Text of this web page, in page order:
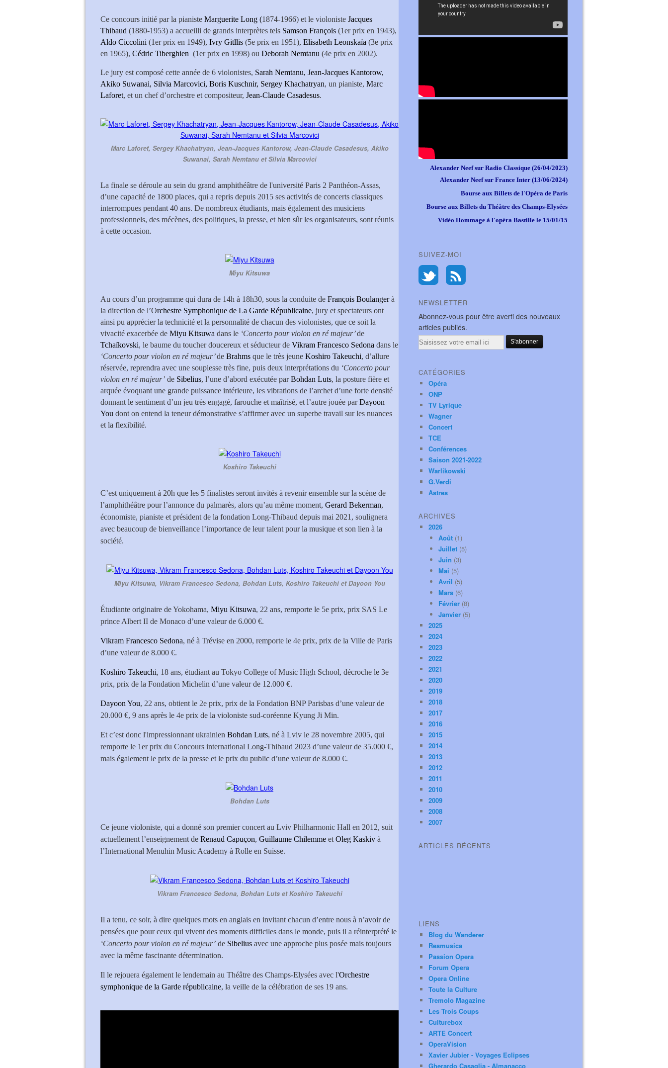
Ce concours initié par la pianiste Marguerite Long (1874-1966) et le violoniste Jacques
Thibaud (1880-1953) a accueilli de grands interprètes tels Samson François (1er prix en 1943),
Aldo Ciccolini (1er prix en 1949), Ivry Gitllis (5e prix en 1951), Elisabeth Leonskaïa (3e prix
en 1965), Cédric Tiberghien (1er prix en 1998) ou Deborah Nemtanu (4e prix en 2002).
Le jury est composé cette année de 6 violonistes, Sarah Nemtanu, Jean-Jacques Kantorow,
Akiko Suwanai, Silvia Marcovici, Boris Kuschnir, Sergey Khachatryan, un pianiste, Marc
Laforet, et un chef d’orchestre et compositeur, Jean-Claude Casadesus.
Marc Laforet, Sergey Khachatryan, Jean-Jacques Kantorow, Jean-Claude Casadesus, Akiko
Suwanai, Sarah Nemtanu et Silvia Marcovici
La finale se déroule au sein du grand amphithéâtre de l'université Paris 2 Panthéon-Assas,
d’une capacité de 1800 places, qui a repris depuis 2015 ses activités de concerts classiques
interrompues pendant 40 ans. De nombreux étudiants, mais également des musiciens
professionnels, des mécènes, des politiques, la presse, et bien sûr les organisateurs, sont réunis
à cette occasion.
Miyu Kitsuwa
Au cours d’un programme qui dura de 14h à 18h30, sous la conduite de François Boulangerà
la direction de l’Orchestre Symphonique de La Garde Républicaine, jury et spectateurs ont
ainsi pu apprécier la technicité et la personnalité de chacun des violonistes, que ce soit la
vivacité exacerbée de Miyu Kitsuwa dans le ‘Concerto pour violon en ré majeur’de
Tchaïkovski, le baume du toucher doucereux et séducteur de Vikram Francesco Sedona dans le
‘Concerto pour violon en ré majeur’de Brahms que le très jeune Koshiro Takeuchi, d’allure
réservée, reprendra avec une souplesse très fine, puis deux interprétations du ‘Concerto pour
violon en ré majeur’ de Sibelius, l’une d’abord exécutée parBohdan Luts, la posture fière et
arquée évoquant une grande puissance intérieure, les vibrations de l’archet d’une forte densité
donnant le sentiment d’un jeu très engagé, farouche et maîtrisé, et l’autre jouée parDayoon
You dont on entend la teneur démonstrative s’affirmer avec un superbe travail sur les nuances
et la flexibilité.
Koshiro Takeuchi
C’est uniquement à 20h que les 5 finalistes seront invités à revenir ensemble sur la scène de
l’amphithéâtre pour l’annonce du palmarès, alors qu’au même moment, Gerard Bekerman,
économiste, pianiste et président de la fondation Long-Thibaud depuis mai 2021, soulignera
avec beaucoup de bienveillance l’importance de leur talent pour la musique et son lien à la
société.
Miyu Kitsuwa, Vikram Francesco Sedona, Bohdan Luts, Koshiro Takeuchi et Dayoon You
Étudiante originaire de Yokohama, Miyu Kitsuwa, 22 ans, remporte le 5e prix, prix SAS Le
prince Albert II de Monaco d’une valeur de 6.000 €.
Vikram Francesco Sedona, né à Trévise en 2000, remporte le 4e prix, prix de la Ville de Paris
d’une valeur de 8.000 €.
Koshiro Takeuchi, 18 ans, étudiant au Tokyo College of Music High School, décroche le 3e
prix, prix de la Fondation Michelin d’une valeur de 12.000 €.
Dayoon You, 22 ans, obtient le 2e prix, prix de la Fondation BNP Parisbas d’une valeur de
20.000 €, 9 ans après le 4e prix de la violoniste sud-coréenne Kyung Ji Min.
Et c’est donc l'impressionnant ukrainien Bohdan Luts, né à Lviv le 28 novembre 2005, qui
remporte le 1er prix du Concours international Long-Thibaud 2023 d’une valeur de 35.000 €,
mais également le prix de la presse et le prix du public d’une valeur de 8.000 €.
Bohdan Luts
Ce jeune violoniste, qui a donné son premier concert au Lviv Philharmonic Hall en 2012, suit
actuellement l’enseignement de Renaud Capuçon, Guillaume Chilemme et Oleg Kaskiv à
l’International Menuhin Music Academy à Rolle en Suisse.
Vikram Francesco Sedona, Bohdan Luts et Koshiro Takeuchi
Il a tenu, ce soir, à dire quelques mots en anglais en invitant chacun d’entre nous à n’avoir de
pensées que pour ceux qui vivent des moments difficiles dans le monde, puis il a réinterprété le
‘Concerto pour violon en ré majeur’ de Sibelius avec une approche plus posée mais toujours
avec la même fascinante détermination.
Il le rejouera également le lendemain au Théâtre des Champs-Elysées avec l'Orchestre
symphonique de la Garde républicaine, la veille de la célébration de ses 19 ans.
Alexander Neef sur Radio Classique (26/04/2023)
Alexander Neef sur France Inter (13/06/2024)
Bourse aux Billets de l'Opéra de Paris
Bourse aux Billets du Théâtre des Champs-Elysées
Vidéo Hommage à l'opéra Bastille le 15/01/15
SUIVEZ-MOI
NEWSLETTER
Abonnez-vous pour être averti des nouveaux
articles publiés.
Email
CATÉGORIES
Opéra
ONP
TV Lyrique
Wagner
Concert
TCE
Conférences
Saison 2021-2022
Warlikowski
G.Verdi
Astres
ARCHIVES
2026
Août (1)
Juillet (5)
Juin (3)
Mai (5)
Avril (5)
Mars (6)
Février (8)
Janvier (5)
2025
2024
2023
2022
2021
2020
2019
2018
2017
2016
2015
2014
2013
2012
2011
2010
2009
2008
2007
ARTICLES RÉCENTS
LIENS
Blog du Wanderer
Resmusica
Passion Opera
Forum Opera
Opera Online
Toute la Culture
Tremolo Magazine
Les Trois Coups
Culturebox
ARTE Concert
OperaVision
Xavier Jubier - Voyages Eclipses
Gherardo Casaglia - Almanacco